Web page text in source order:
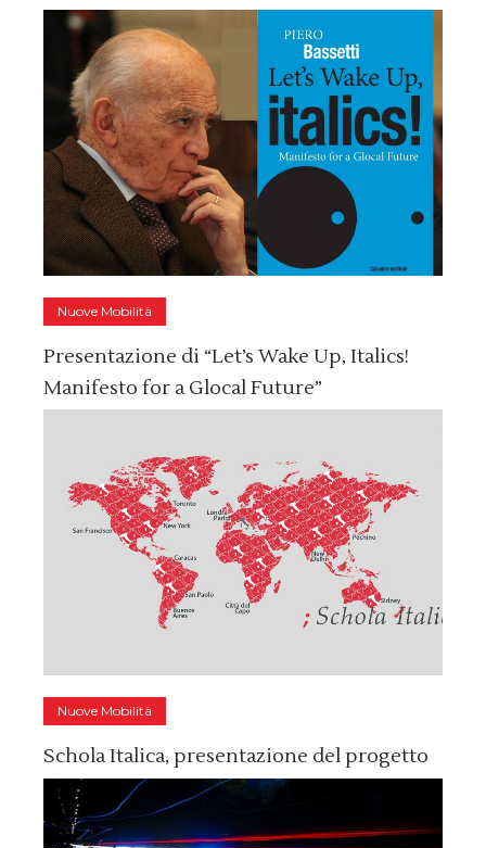
Nuove Mobilità
Presentazione di “Let’s Wake Up, Italics!
Manifesto for a Glocal Future”
Nuove Mobilità
Schola Italica, presentazione del progetto